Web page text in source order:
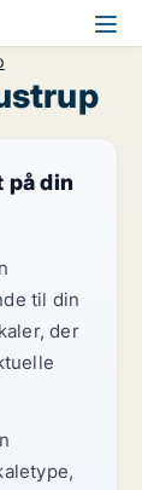
på din
til din
der